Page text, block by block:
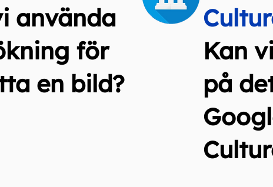
använda
för
en bild?
Kan
på